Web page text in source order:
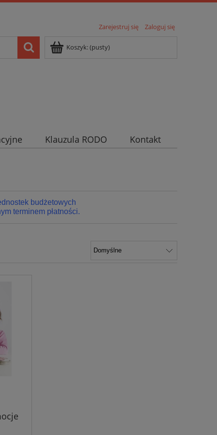
Zarejestruj się Zaloguj się
Koszyk:(pusty)
Klauzula RODO Kontakt
budżetowych
terminem płatności.